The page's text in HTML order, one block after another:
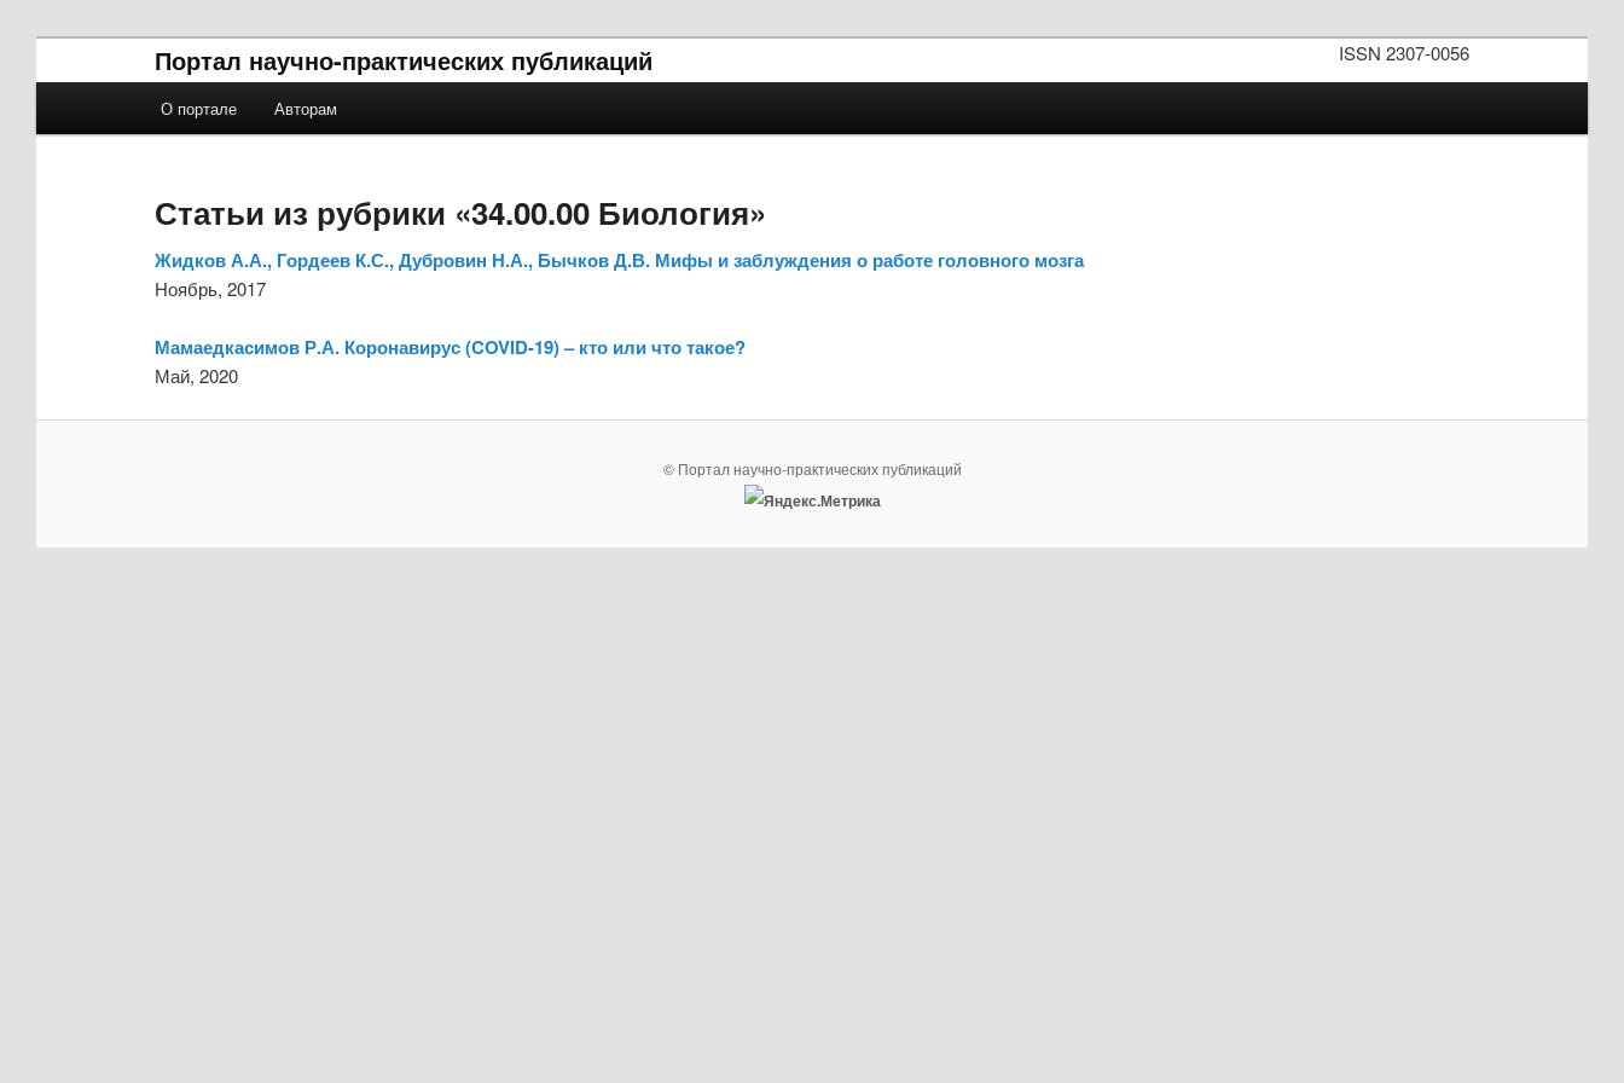
Портал научно-практических публикаций
ISSN 2307-0056
Перейти к основному содержимому
Перейти к дополнительному содержимому
О портале Авторам
Статьи из рубрики «34.00.00 Биология»
Жидков А.А., Гордеев К.С., Дубровин Н.А., Бычков Д.В. Мифы и заблуждения о работе головного мозга
Ноябрь, 2017
Мамаедкасимов Р.А. Коронавирус (COVID-19) – кто или что такое?
Май, 2020
© Портал научно-практических публикаций